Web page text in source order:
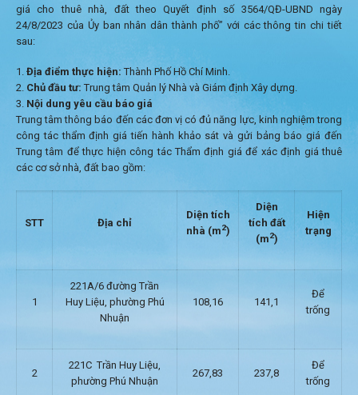
giá cho thuê nhà, đất theo Quyết định số 3564/QĐ-UBND ngày
24/8/2023 của Ủy ban nhân dân thành phố” với các thông tin chi tiết
sau:
Địa điểm thực hiện:Thành Phố Hồ Chí Minh.
Chủ đầu tư: Trung tâm Quản lý Nhà và Giám định Xây dựng.
Nội dung yêu cầu báo giá
Trung tâm thông báo đến các đơn vị có đủ năng lực, kinh nghiệm trong
công tác thẩm định giá tiến hành khảo sát và gửi bảng báo giá đến
Trung tâm để thực hiện công tác Thẩm định giá để xác định giá thuê
các cơ sở nhà, đất bao gồm:
STT Địa chỉ
Diện tích
nhà (m2)
Diện
tích đất
(m2)
Hiện
trạng
1
221A/6 đường Trần
Huy Liệu, phường Phú
Nhuận
108,16 141,1
Để
trống
2
221C Trần Huy Liệu,
phường Phú Nhuận
267,83 237,8
Để
trống